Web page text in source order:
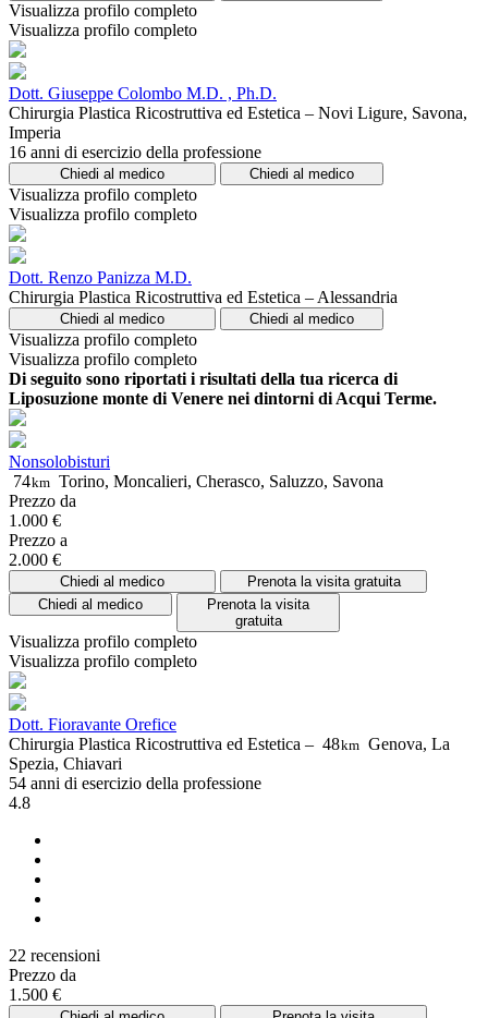
Visualizza profilo completo
Visualizza profilo completo
Dott. Giuseppe Colombo M.D. , Ph.D.
Chirurgia Plastica Ricostruttiva ed Estetica – Novi Ligure, Savona,
Imperia
16 anni di esercizio della professione
Chiedi al medico Chiedi al medico
Visualizza profilo completo
Visualizza profilo completo
Dott. Renzo Panizza M.D.
Chirurgia Plastica Ricostruttiva ed Estetica – Alessandria
Chiedi al medico Chiedi al medico
Visualizza profilo completo
Visualizza profilo completo
Di seguito sono riportati i risultati della tua ricerca di
Liposuzione monte di Venere nei dintorni di Acqui Terme.
Nonsolobisturi
74km Torino, Moncalieri, Cherasco, Saluzzo, Savona
Prezzo da
1.000 €
Prezzo a
2.000 €
Chiedi al medico
Prenota la visita gratuita
Chiedi al medico
Prenota la visita
gratuita
Visualizza profilo completo
Visualizza profilo completo
Dott. Fioravante Orefice
Chirurgia Plastica Ricostruttiva ed Estetica – 48km Genova, La
Spezia, Chiavari
54 anni di esercizio della professione
4.8
22 recensioni
Prezzo da
1.500 €